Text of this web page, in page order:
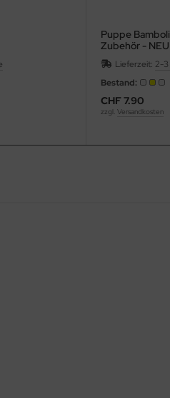
Puppe
Zubehör - NEU
Lieferzeit: 2-3
Bestand:
CHF 7.90
zzgl. Versandkosten